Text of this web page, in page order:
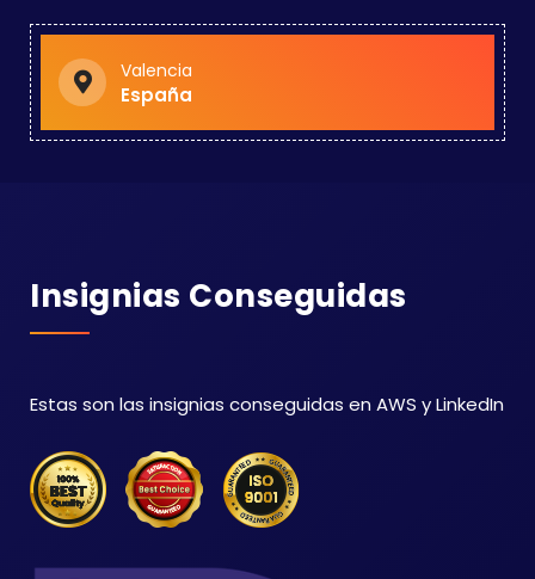
Valencia
España
Insignias Conseguidas
Estas son las insignias conseguidas en AWS y LinkedIn